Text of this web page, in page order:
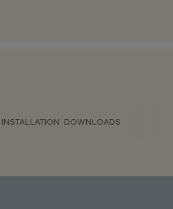
INSTALLATION DOWNLOADS